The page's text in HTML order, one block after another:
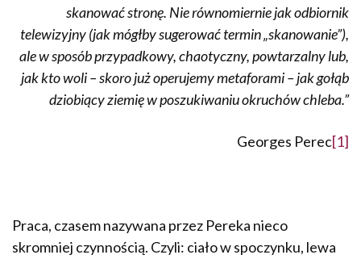
skanować stronę. Nie równomiernie jak odbiornik
telewizyjny (jak mógłby sugerować termin „skanowanie”),
ale w sposób przypadkowy, chaotyczny, powtarzalny lub,
jak kto woli – skoro już operujemy metaforami – jak gołąb
dziobiący ziemię w poszukiwaniu okruchów chleba.”
Georges Perec[1]
Praca, czasem nazywana przez Pereka nieco
skromniej czynnością. Czyli: ciało w spoczynku, lewa